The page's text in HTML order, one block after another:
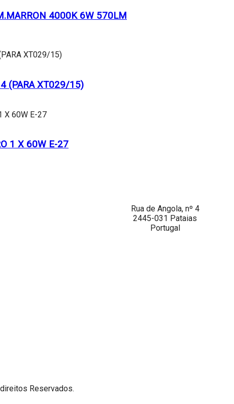
4000K 6W 570LM
(PARA XT029/15)
1 X 60W E-27
Rua de Angola, nº 4
2445-031 Pataias
Portugal
Reservados.